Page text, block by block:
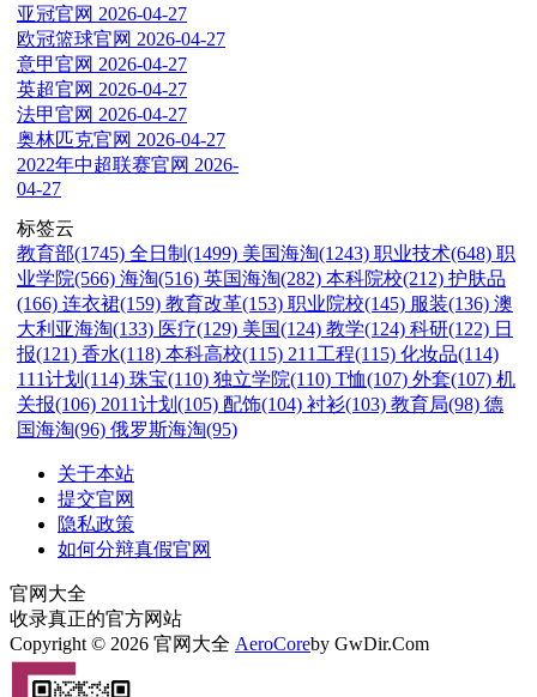
亚冠官网 2026-04-27
欧冠篮球官网 2026-04-27
意甲官网 2026-04-27
英超官网 2026-04-27
法甲官网 2026-04-27
奥林匹克官网 2026-04-27
2022年中超联赛官网 2026-
04-27
标签云
教育部(1745) 全日制(1499) 美国海淘(1243) 职业技术(648) 职
业学院(566) 海淘(516) 英国海淘(282) 本科院校(212) 护肤品
(166) 连衣裙(159) 教育改革(153) 职业院校(145) 服装(136) 澳
大利亚海淘(133) 医疗(129) 美国(124) 教学(124) 科研(122) 日
报(121) 香水(118) 本科高校(115) 211工程(115) 化妆品(114)
111计划(114) 珠宝(110) 独立学院(110) T恤(107) 外套(107) 机
关报(106) 2011计划(105) 配饰(104) 衬衫(103) 教育局(98) 德
国海淘(96) 俄罗斯海淘(95)
关于本站
提交官网
隐私政策
如何分辩真假官网
官网大全
收录真正的官方网站
Copyright © 2026 官网大全 AeroCoreby GwDir.Com